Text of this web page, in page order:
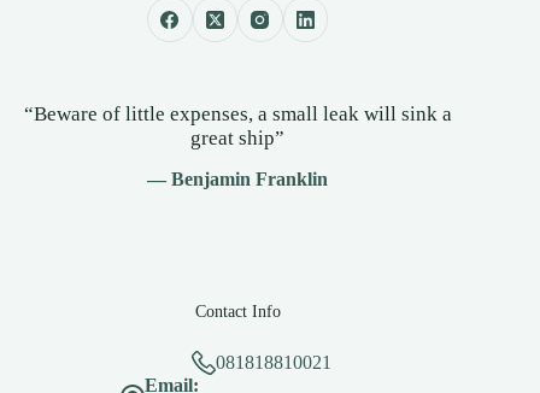
“Beware of little expenses, a small leak will sink a
great ship”
— Benjamin Franklin
Contact Info
081818810021
Email: